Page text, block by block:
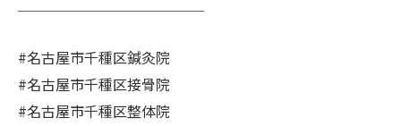
#名古屋市千種区鍼灸院
#名古屋市千種区接骨院
#名古屋市千種区整体院